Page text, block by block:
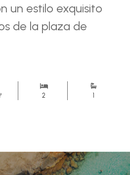
un estilo exquisito
de la plaza de
2 1